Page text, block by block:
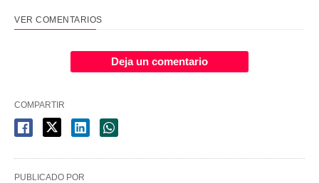
VER COMENTARIOS
Deja un comentario
COMPARTIR
PUBLICADO POR